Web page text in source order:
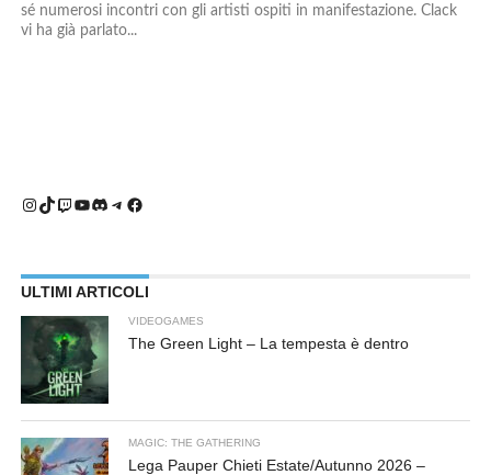
sé numerosi incontri con gli artisti ospiti in manifestazione. Clack
vi ha già parlato...
Instagram
TikTok
Twitch
YouTube
Discord
Telegram
Facebook
ULTIMI ARTICOLI
VIDEOGAMES
The Green Light – La tempesta è dentro
MAGIC: THE GATHERING
Lega Pauper Chieti Estate/Autunno 2026 –